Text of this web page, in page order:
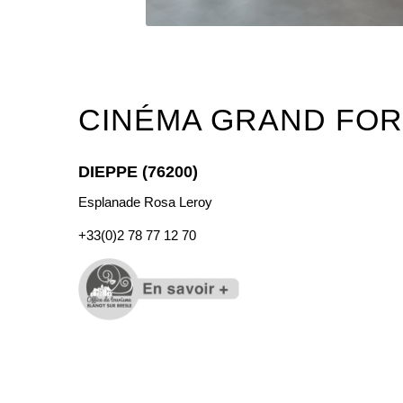
CINÉMA GRAND
DIEPPE (76200)
Esplanade Rosa Leroy
+33(0)2 78 77 12 70